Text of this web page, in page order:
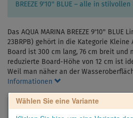
BREEZE 9'10'' BLUE – alle in
Das AQUA MARINA BREEZE 9'10" BLUE
23BRPB) gehört in die Kategorie Kleine
Board ist 300 cm lang, 76 cm breit und
reduzierte Board-Höhe von 12 cm ist
Weil man näher an der
Informationen
Wählen Sie eine Variante